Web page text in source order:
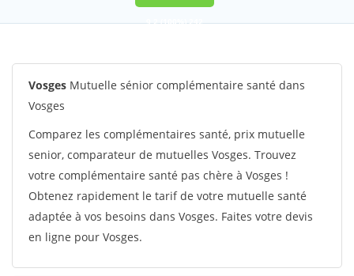
9,2(100%)242
Vosges Mutuelle sénior complémentaire santé dans
Vosges
Comparez les complémentaires santé, prix mutuelle
senior, comparateur de mutuelles Vosges. Trouvez
votre complémentaire santé pas chère à Vosges !
Obtenez rapidement le tarif de votre mutuelle santé
adaptée à vos besoins dans Vosges. Faites votre devis
en ligne pour Vosges.